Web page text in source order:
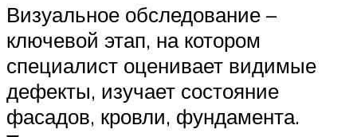
Визуальное обследование –
ключевой этап, на котором
специалист оценивает видимые
дефекты, изучает состояние
фасадов, кровли, фундамента.